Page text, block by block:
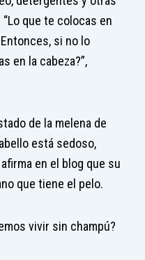
que te colocas en
si no lo
en la cabeza?”,
de la melena de
está sedoso,
en el blog que su
que tiene el pelo.
vivir sin champú?